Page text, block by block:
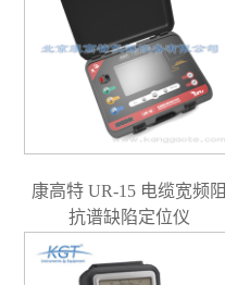
康高特 UR-15 电缆宽频阻
抗谱缺陷定位仪